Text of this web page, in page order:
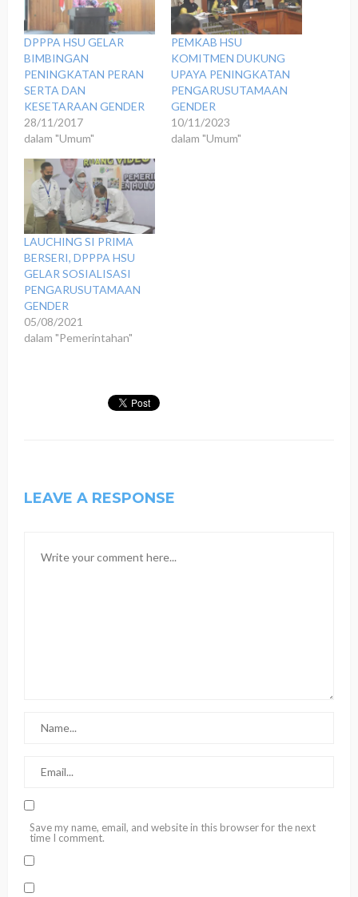
DPPPA HSU GELAR
BIMBINGAN
PENINGKATAN PERAN
SERTA DAN
KESETARAAN GENDER
28/11/2017
dalam "Umum"
PEMKAB HSU
KOMITMEN DUKUNG
UPAYA PENINGKATAN
PENGARUSUTAMAAN
GENDER
10/11/2023
dalam "Umum"
LAUCHING SI PRIMA
BERSERI, DPPPA HSU
GELAR SOSIALISASI
PENGARUSUTAMAAN
GENDER
05/08/2021
dalam "Pemerintahan"
LEAVE A RESPONSE
Save my name, email, and website in this browser for the next
time I comment.